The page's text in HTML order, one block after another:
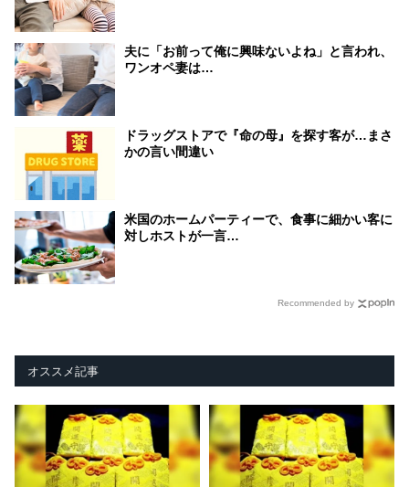
夫に「お前って俺に興味ないよね」と言われ、
ワンオペ妻は…
ドラッグストアで『命の母』を探す客が…まさ
かの言い間違い
米国のホームパーティーで、食事に細かい客に
対しホストが一言…
Recommended by
オススメ記事